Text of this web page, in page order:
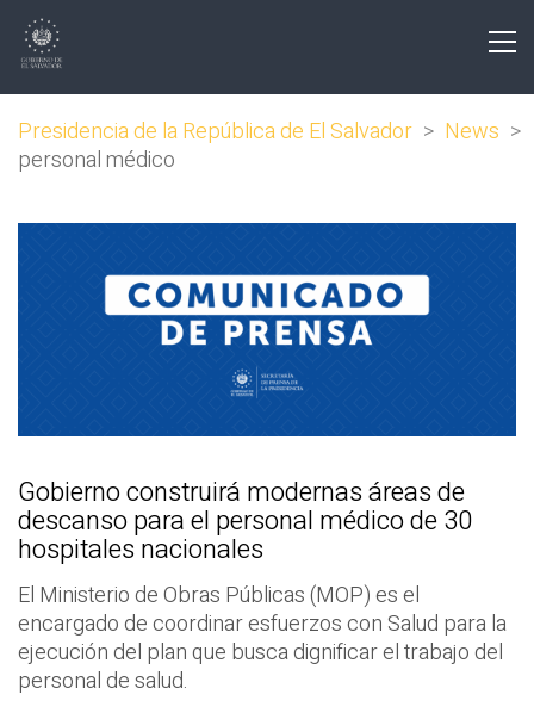
Presidencia de la República de El Salvador > News >
personal médico
Gobierno construirá modernas áreas de
descanso para el personal médico de 30
hospitales nacionales
El Ministerio de Obras Públicas (MOP) es el
encargado de coordinar esfuerzos con Salud para la
ejecución del plan que busca dignificar el trabajo del
personal de salud.